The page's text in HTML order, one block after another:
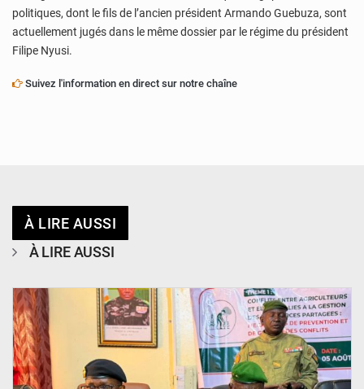
politiques, dont le fils de l’ancien président Armando Guebuza, sont
actuellement jugés dans le même dossier par le régime du président
Filipe Nyusi.
Suivez l'information en direct sur notre chaîne
À LIRE AUSSI
À LIRE AUSSI